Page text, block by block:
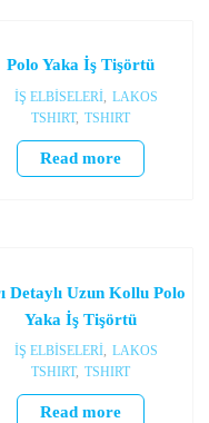
Polo Yaka İş Tişörtü
İŞ ELBİSELERİ LAKOS
TSHIRT, TSHIRT
Read more
Detaylı Uzun Kollu Polo
Yaka İş Tişörtü
İŞ ELBİSELERİ, LAKOS
TSHIRT, TSHIRT
Read more